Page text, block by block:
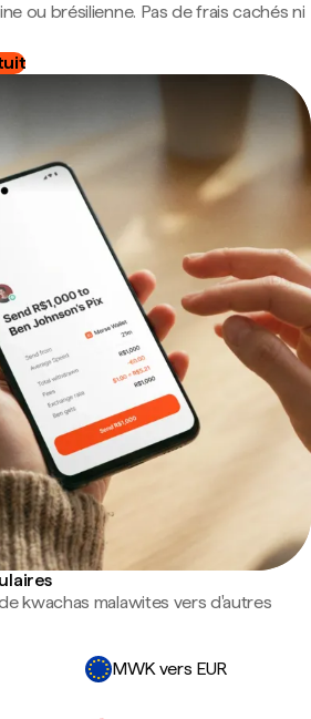
ou brésilienne. Pas de frais cachés ni
kwachas malawites vers d'autres
MWK vers EUR